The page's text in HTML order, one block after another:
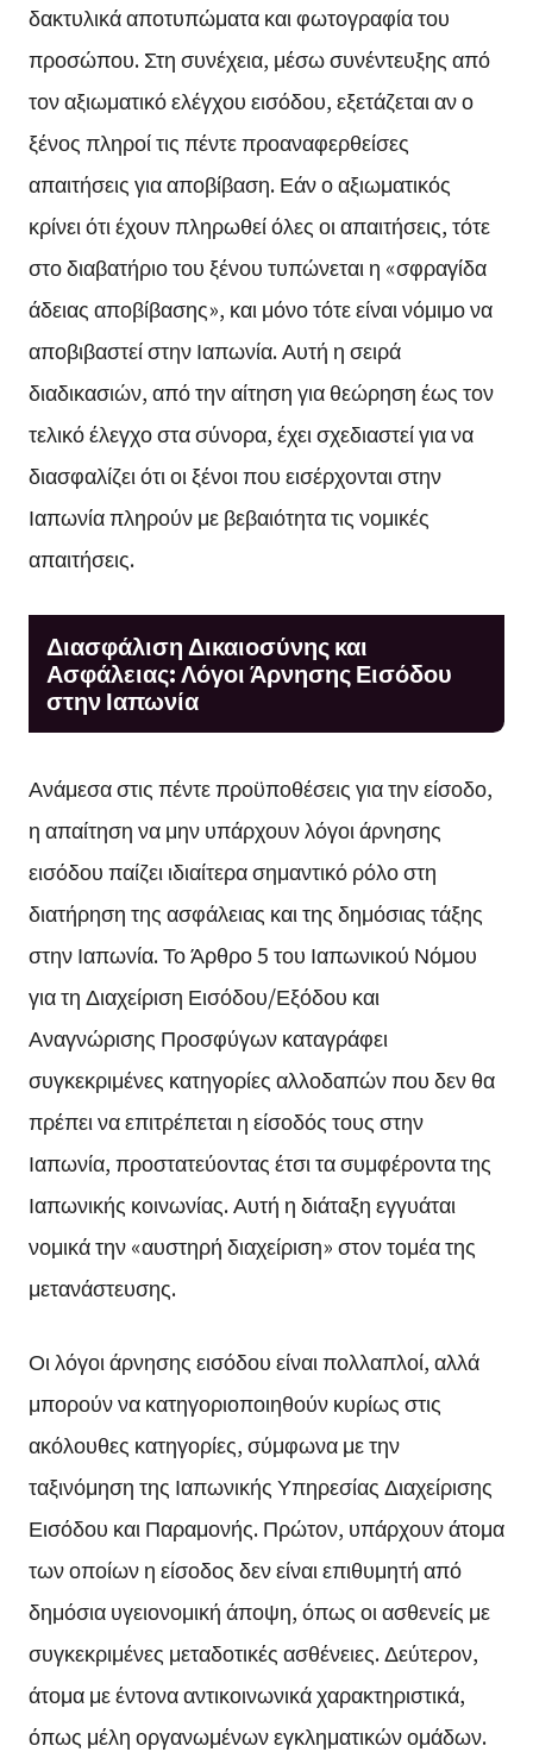
δακτυλικά αποτυπώματα και φωτογραφία του
προσώπου. Στη συνέχεια, μέσω συνέντευξης από
τον αξιωματικό ελέγχου εισόδου, εξετάζεται αν ο
ξένος πληροί τις πέντε προαναφερθείσες
απαιτήσεις για αποβίβαση. Εάν ο αξιωματικός
κρίνει ότι έχουν πληρωθεί όλες οι απαιτήσεις, τότε
στο διαβατήριο του ξένου τυπώνεται η «σφραγίδα
άδειας αποβίβασης», και μόνο τότε είναι νόμιμο να
αποβιβαστεί στην Ιαπωνία. Αυτή η σειρά
διαδικασιών, από την αίτηση για θεώρηση έως τον
τελικό έλεγχο στα σύνορα, έχει σχεδιαστεί για να
διασφαλίζει ότι οι ξένοι που εισέρχονται στην
Ιαπωνία πληρούν με βεβαιότητα τις νομικές
απαιτήσεις.
Διασφάλιση Δικαιοσύνης και
Ασφάλειας: Λόγοι Άρνησης Εισόδου
στην Ιαπωνία
Ανάμεσα στις πέντε προϋποθέσεις για την είσοδο,
η απαίτηση να μην υπάρχουν λόγοι άρνησης
εισόδου παίζει ιδιαίτερα σημαντικό ρόλο στη
διατήρηση της ασφάλειας και της δημόσιας τάξης
στην Ιαπωνία. Το Άρθρο 5 του Ιαπωνικού Νόμου
για τη Διαχείριση Εισόδου/Εξόδου και
Αναγνώρισης Προσφύγων καταγράφει
συγκεκριμένες κατηγορίες αλλοδαπών που δεν θα
πρέπει να επιτρέπεται η είσοδός τους στην
Ιαπωνία, προστατεύοντας έτσι τα συμφέροντα της
Ιαπωνικής κοινωνίας. Αυτή η διάταξη εγγυάται
νομικά την «αυστηρή διαχείριση» στον τομέα της
μετανάστευσης.
Οι λόγοι άρνησης εισόδου είναι πολλαπλοί, αλλά
μπορούν να κατηγοριοποιηθούν κυρίως στις
ακόλουθες κατηγορίες, σύμφωνα με την
ταξινόμηση της Ιαπωνικής Υπηρεσίας Διαχείρισης
Εισόδου και Παραμονής. Πρώτον, υπάρχουν άτομα
των οποίων η είσοδος δεν είναι επιθυμητή από
δημόσια υγειονομική άποψη, όπως οι ασθενείς με
συγκεκριμένες μεταδοτικές ασθένειες. Δεύτερον,
άτομα με έντονα αντικοινωνικά χαρακτηριστικά,
όπως μέλη οργανωμένων εγκληματικών ομάδων.